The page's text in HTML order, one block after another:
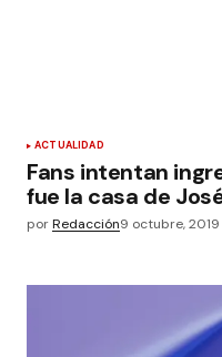
ACTUALIDAD
Fans intentan
fue la casa de
porRedacción9 octubre, 2019